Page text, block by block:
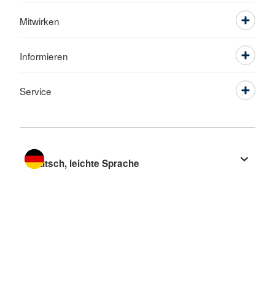
Mitwirken
Informieren
Service
Sprache wechseln zu